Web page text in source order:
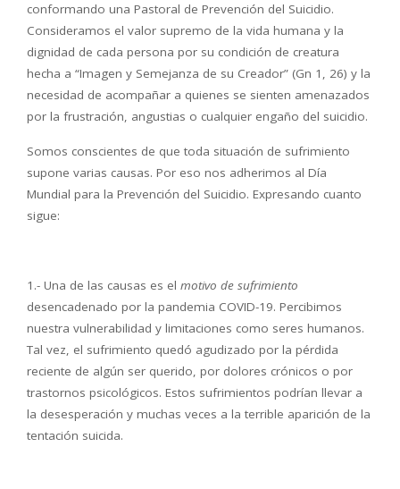
conformando una Pastoral de Prevención del Suicidio.
Consideramos el valor supremo de la vida humana y la
dignidad de cada persona por su condición de creatura
hecha a “Imagen y Semejanza de su Creador” (Gn 1, 26) y la
necesidad de acompañar a quienes se sienten amenazados
por la frustración, angustias o cualquier engaño del suicidio.
Somos conscientes de que toda situación de sufrimiento
supone varias causas. Por eso nos adherimos al Día
Mundial para la Prevención del Suicidio. Expresando cuanto
sigue:
1.- Una de las causas es el motivo de sufrimiento
desencadenado por la pandemia COVID-19. Percibimos
nuestra vulnerabilidad y limitaciones como seres humanos.
Tal vez, el sufrimiento quedó agudizado por la pérdida
reciente de algún ser querido, por dolores crónicos o por
trastornos psicológicos. Estos sufrimientos podrían llevar a
la desesperación y muchas veces a la terrible aparición de la
tentación suicida.